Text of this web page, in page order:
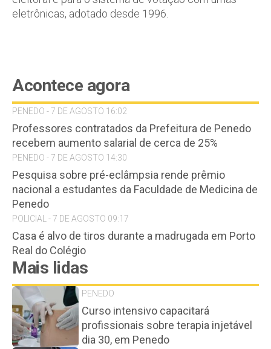
eletrônicas, adotado desde 1996.
Acontece agora
PENEDO - 7 DE AGOSTO 16:02
Professores contratados da Prefeitura de Penedo
recebem aumento salarial de cerca de 25%
PENEDO - 7 DE AGOSTO 14:30
Pesquisa sobre pré-eclâmpsia rende prêmio
nacional a estudantes da Faculdade de Medicina de
Penedo
POLICIAL - 7 DE AGOSTO 09:17
Casa é alvo de tiros durante a madrugada em Porto
Real do Colégio
Mais lidas
PENEDO
Curso intensivo capacitará
profissionais sobre terapia injetável
dia 30, em Penedo